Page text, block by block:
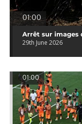
01:00
Arrêt sur images
29th June 2026
01:00